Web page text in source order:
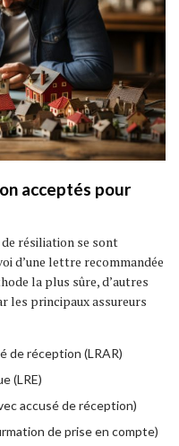
acceptés pour
résiliation se sont
d’une lettre recommandée
la plus sûre, d’autres
les principaux assureurs
de réception (LRAR)
(LRE)
accusé de réception)
de prise en compte)